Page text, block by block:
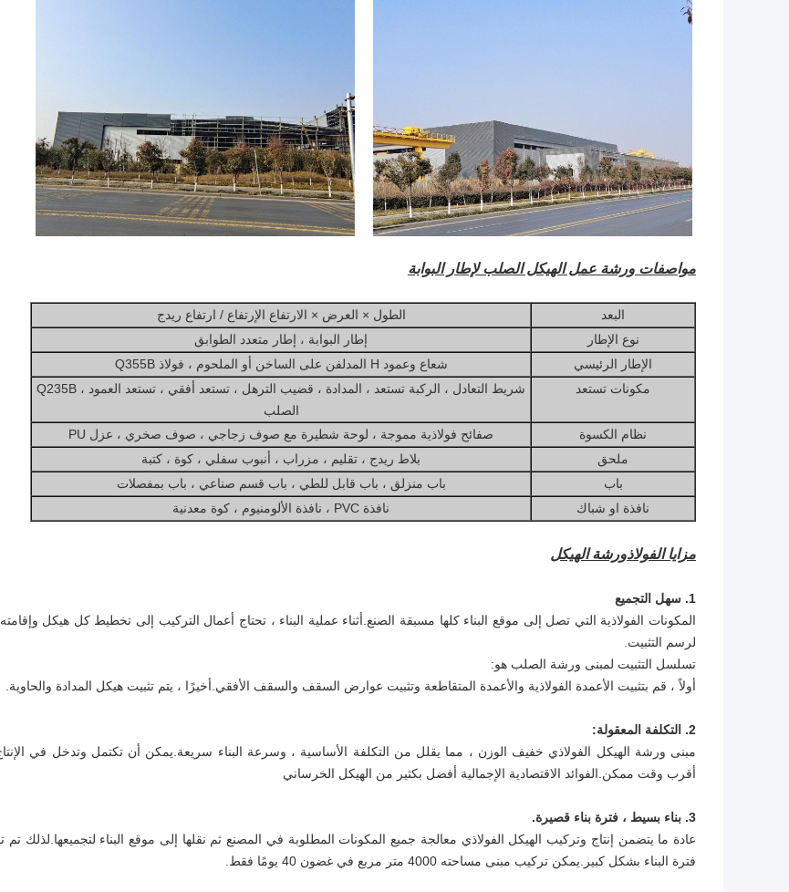
مواصفات ورشة عمل الهيكل الصلب لإطار البوابة
البعد
الطول × العرض × الارتفاع الإرتفاع / ارتفاع ريدج
نوع الإطار
إطار البوابة ، إطار متعدد الطوابق
الإطار الرئيسي
شعاع وعمود H المدلفن على الساخن أو الملحوم ، فولاذ Q355B
مكونات تستعد
شريط التعادل ، الركبة تستعد ، المدادة ، قضيب الترهل ، تستعد أفقي ، تستعد العمود ، Q235B
الصلب
نظام الكسوة
صفائح فولاذية مموجة ، لوحة شطيرة مع صوف زجاجي ، صوف صخري ، عزل PU
ملحق
بلاط ريدج ، تقليم ، مزراب ، أنبوب سفلي ، كوة ، كتبة
باب
باب منزلق ، باب قابل للطي ، باب قسم صناعي ، باب بمفصلات
نافذة او شباك
نافذة PVC ، نافذة الألومنيوم ، كوة معدنية
مزايا الفولاذورشة الهيكل
1. سهل التجميع
المكونات الفولاذية التي تصل إلى موقع البناء كلها مسبقة الصنع.أثناء عملية البناء ، تحتاج أعمال التركيب إلى تخطيط كل هيكل
لرسم التثبيت.
تسلسل التثبيت لمبنى ورشة الصلب هو:
أولاً ، قم بتثبيت الأعمدة الفولاذية والأعمدة المتقاطعة وتثبيت عوارض السقف والسقف الأفقي.أخيرًا ، يتم تثبيت هيكل المدادة والحاوية.
2. التكلفة المعقولة:
مبنى ورشة الهيكل الفولاذي خفيف الوزن ، مما يقلل من التكلفة الأساسية ، وسرعة البناء سريعة.يمكن أن تكتمل وتدخل في
أقرب وقت ممكن.الفوائد الاقتصادية الإجمالية أفضل بكثير من الهيكل الخرساني
3. بناء بسيط ، فترة بناء قصيرة.
عادة ما يتضمن إنتاج وتركيب الهيكل الفولاذي معالجة جميع المكونات المطلوبة في المصنع ثم نقلها إلى موقع البناء لتجميعها.لذلك تم
فترة البناء بشكل كبير.يمكن تركيب مبنى مساحته 4000 متر مربع في غضون 40 يومًا فقط.